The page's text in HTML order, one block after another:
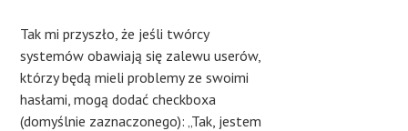
Tak mi przyszło, że jeśli twórcy
systemów obawiają się zalewu userów,
którzy będą mieli problemy ze swoimi
hasłami, mogą dodać checkboxa
(domyślnie zaznaczonego): „Tak, jestem